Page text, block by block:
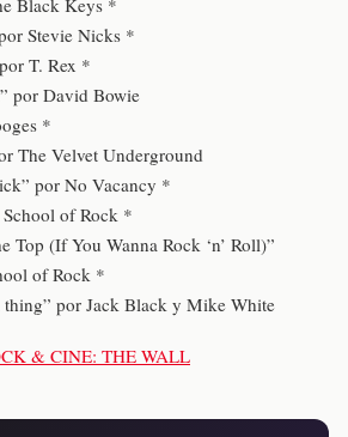
Stevie Nicks *
T. Rex *
por David Bowie
*
The Velvet Underground
por No Vacancy *
School of Rock *
Top (If You Wanna Rock ‘n’ Roll)”
of Rock *
thing” por Jack Black y Mike White
& CINE: THE WALL